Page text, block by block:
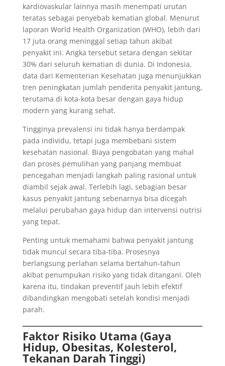
kardiovaskular lainnya masih menempati urutan
teratas sebagai penyebab kematian global. Menurut
laporan World Health Organization (WHO), lebih dari
17 juta orang meninggal setiap tahun akibat
penyakit ini. Angka tersebut setara dengan sekitar
30% dari seluruh kematian di dunia. Di Indonesia,
data dari Kementerian Kesehatan juga menunjukkan
tren peningkatan jumlah penderita penyakit jantung,
terutama di kota-kota besar dengan gaya hidup
modern yang kurang sehat.
Tingginya prevalensi ini tidak hanya berdampak
pada individu, tetapi juga membebani sistem
kesehatan nasional. Biaya pengobatan yang mahal
dan proses pemulihan yang panjang membuat
pencegahan menjadi langkah paling rasional untuk
diambil sejak awal. Terlebih lagi, sebagian besar
kasus penyakit jantung sebenarnya bisa dicegah
melalui perubahan gaya hidup dan intervensi nutrisi
yang tepat.
Penting untuk memahami bahwa penyakit jantung
tidak muncul secara tiba-tiba. Prosesnya
berlangsung perlahan selama bertahun-tahun
akibat penumpukan risiko yang tidak ditangani. Oleh
karena itu, tindakan preventif jauh lebih efektif
dibandingkan mengobati setelah kondisi menjadi
parah.
Faktor Risiko Utama (Gaya
Hidup, Obesitas, Kolesterol,
Tekanan Darah Tinggi)